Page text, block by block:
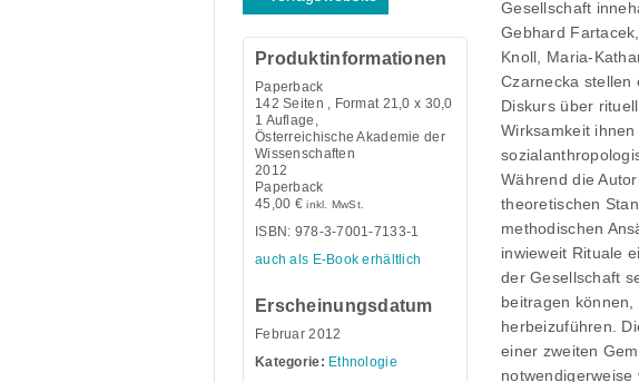
Gesellschaft
Gebhard
Knoll, Maria-
Czarnecka stellen
Diskurs über
Wirksamkeit
Während die
theoretischen
methodischen
inwieweit Rituale
der Gesellschaft
beitragen
herbeizuführen.
einer zweiten
Produktinformationen
Paperback
142 Seiten , Format 21,0 x 30,0
1 Auflage,
Österreichische Akademie der
Wissenschaften
2012
Paperback
45,00 € inkl. MwSt.
ISBN: 978-3-7001-7133-1
auch als E-Book erhältlich
Erscheinungsdatum
Februar 2012
Kategorie: Ethnologie